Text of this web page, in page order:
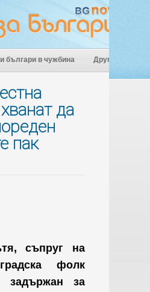
българи в чужбина Други
да
пак
съпруг на
фолк
задържан за